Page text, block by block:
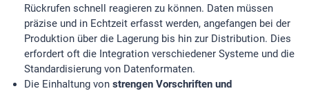
Rückrufen schnell reagieren zu können. Daten müssen
präzise und in Echtzeit erfasst werden, angefangen bei der
Produktion über die Lagerung bis hin zur Distribution. Dies
erfordert oft die Integration verschiedener Systeme und die
Standardisierung von Datenformaten.
Die Einhaltung von strengen Vorschriften und